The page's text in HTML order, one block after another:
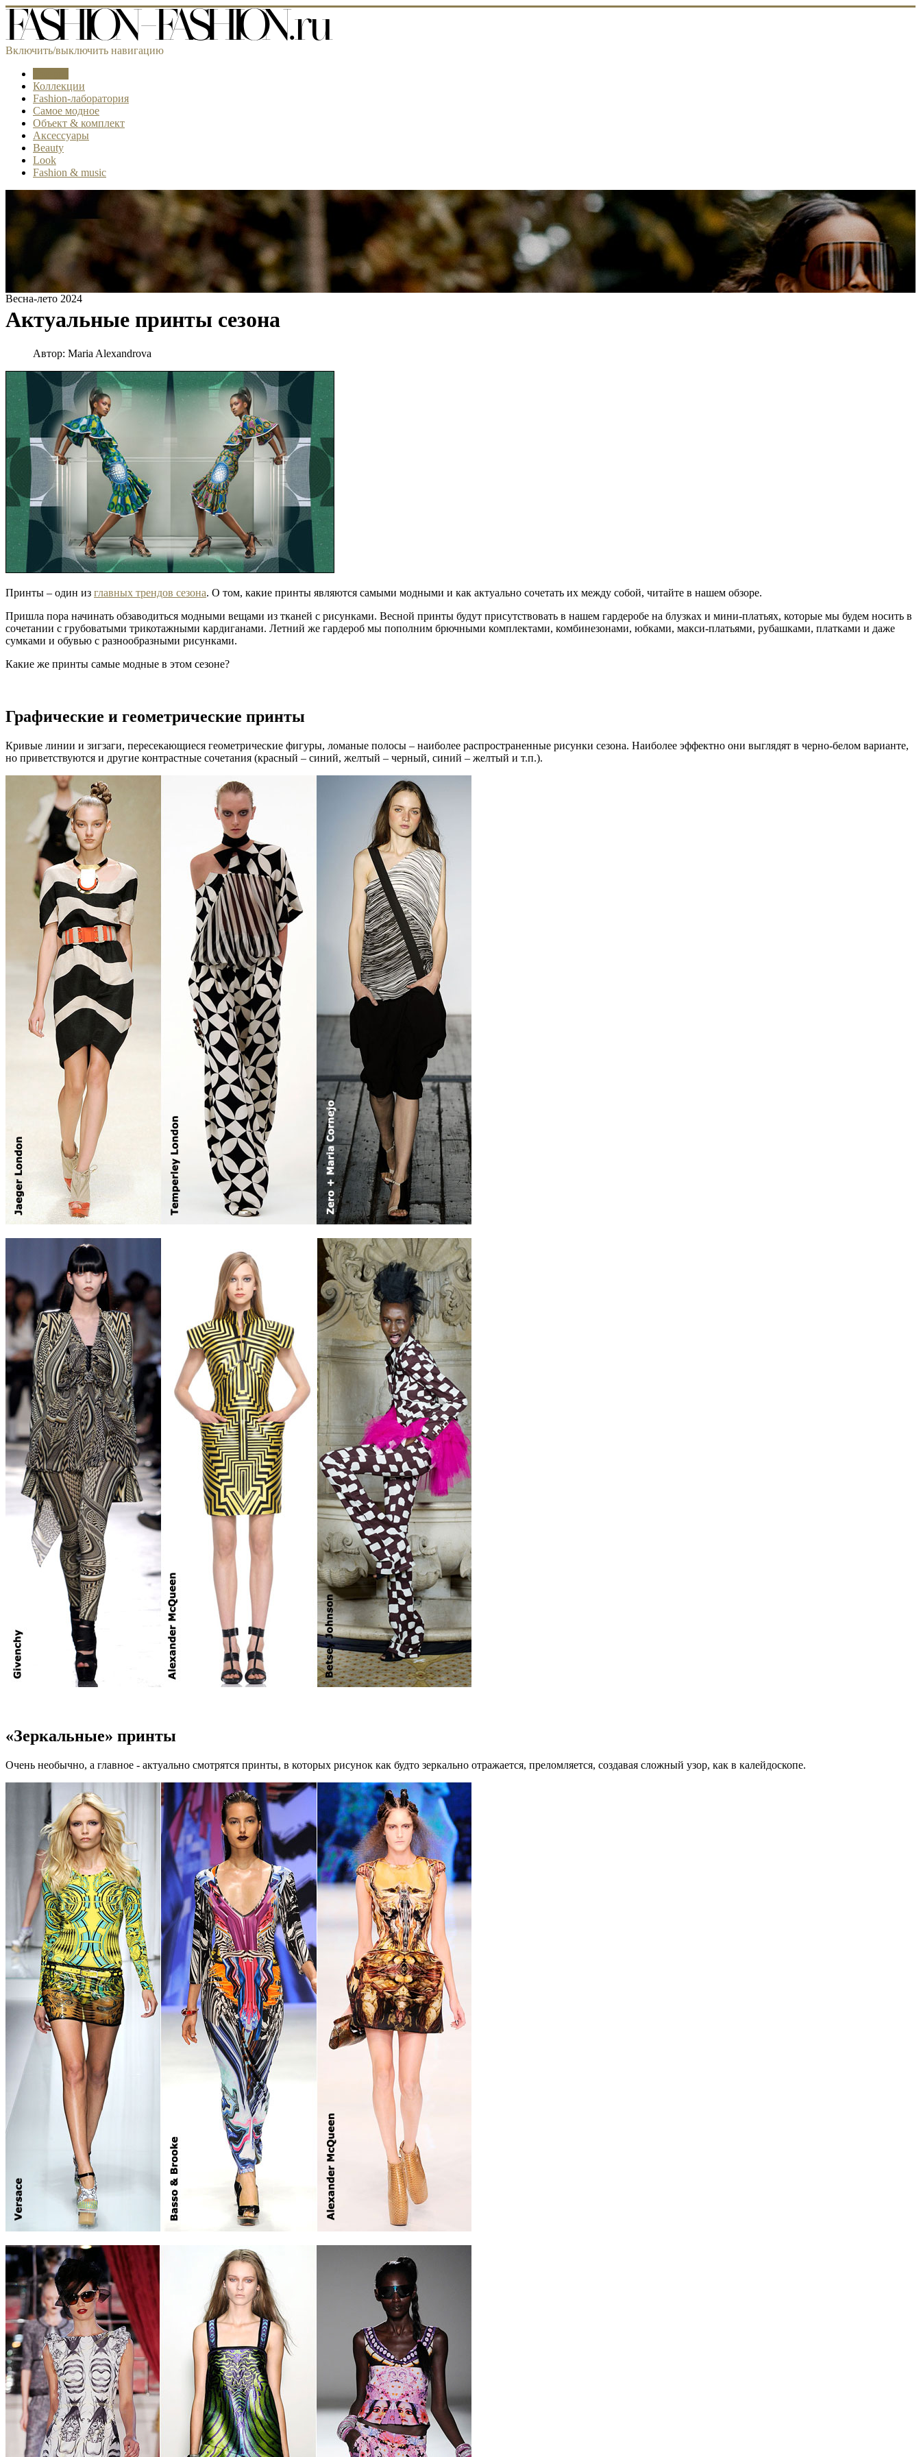
Включить/выключить навигацию
Коллекции
Fashion-лаборатория
Самое модное
Объект & комплект
Аксессуары
Beauty
Look
Fashion & music
Весна-лето 2024
Актуальные принты сезона
Автор: Maria Alexandrova
Принты – один из главных трендов сезона. О том, какие принты являются самыми модными и как актуально сочетать их между собой, читайте в нашем обзоре.
Пришла пора начинать обзаводиться модными вещами из тканей с рисунками. Весной принты будут присутствовать в нашем гардеробе на блузках и мини-платьях, которые мы будем носить в
сочетании с грубоватыми трикотажными кардиганами. Летний же гардероб мы пополним брючными комплектами, комбинезонами, юбками, макси-платьями, рубашками, платками и даже
сумками и обувью с разнообразными рисунками.
Какие же принты самые модные в этом сезоне?
Графические и геометрические принты
Кривые линии и зигзаги, пересекающиеся геометрические фигуры, ломаные полосы – наиболее распространенные рисунки сезона. Наиболее эффектно они выглядят в черно-белом варианте,
но приветствуются и другие контрастные сочетания (красный – синий, желтый – черный, синий – желтый и т.п.).
«Зеркальные» принты
Очень необычно, а главное - актуально смотрятся принты, в которых рисунок как будто зеркально отражается, преломляется, создавая сложный узор, как в калейдоскопе.